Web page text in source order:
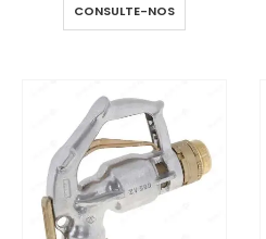
CONSULTE-NOS